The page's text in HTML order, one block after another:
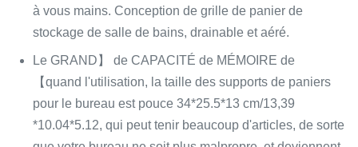
à vous mains. Conception de grille de panier de
stockage de salle de bains, drainable et aéré.
Le GRAND】 de CAPACITÉ de MÉMOIRE de
【quand l'utilisation, la taille des supports de paniers
pour le bureau est pouce 34*25.5*13 cm/13,39
*10.04*5.12, qui peut tenir beaucoup d'articles, de sorte